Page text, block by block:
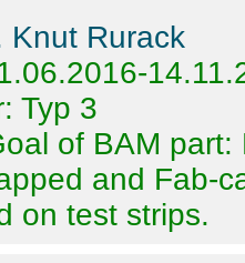
Knut Rurack
Typ 3
of BAM
and Fab-
on test strips.